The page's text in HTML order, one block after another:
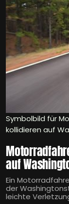
Symbolbild für
kollidieren auf
auf
Ein
der
leichte